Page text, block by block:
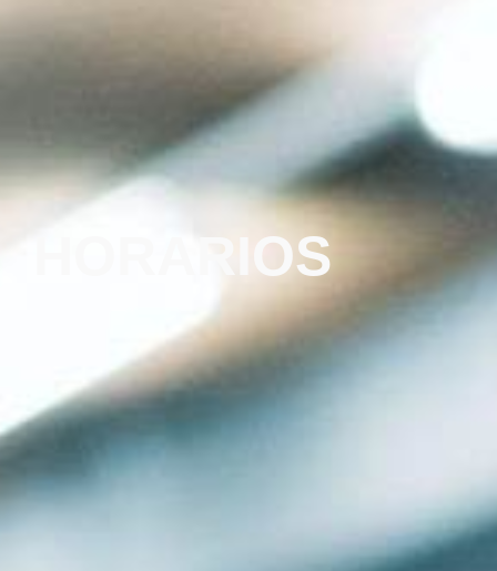
HORARIOS